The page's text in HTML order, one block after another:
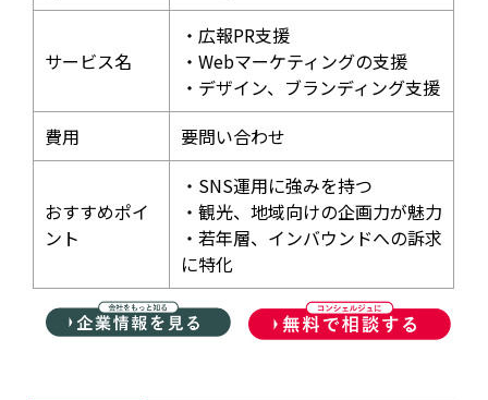
サービス名
・広報PR支援
・Webマーケティングの支援
・デザイン、ブランディング支援
費用
要問い合わせ
おすすめポイ
ント
・SNS運用に強みを持つ
・観光、地域向けの企画力が魅力
・若年層、インバウンドへの訴求
に特化